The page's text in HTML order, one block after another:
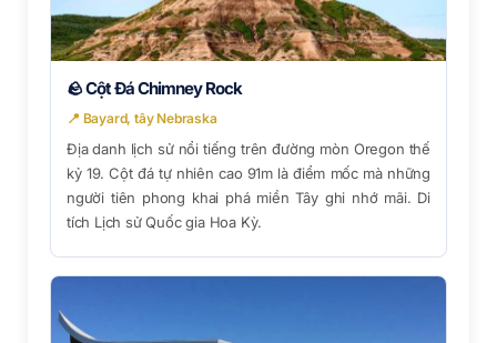
🪨 Cột Đá Chimney Rock
📍 Bayard, tây Nebraska
Địa danh lịch sử nổi tiếng trên đường mòn Oregon thế
kỷ 19. Cột đá tự nhiên cao 91m là điểm mốc mà những
người tiên phong khai phá miền Tây ghi nhớ mãi. Di
tích Lịch sử Quốc gia Hoa Kỳ.